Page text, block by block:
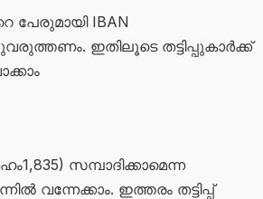
പേരുമായി IBAN
ഇതിലൂടെ തട്ടിപ്പുകാർക്ക്
സമ്പാദിക്കാമെന്ന
വന്നേക്കാം. ഇത്തരം തട്ടിപ്പ്